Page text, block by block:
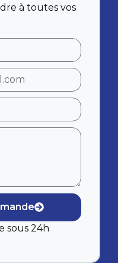
à toutes vos
sous 24h